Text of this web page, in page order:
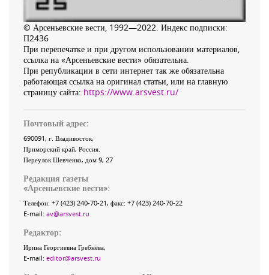
© Арсеньевские вести, 1992—2022. Индекс подписки:
П2436
При перепечатке и при другом использовании материалов,
ссылка на «Арсеньевские вести» обязательна.
При републикации в сети интернет так же обязательна
работающая ссылка на оригинал статьи, или на главную
страницу сайта: https://www.arsvest.ru/
Почтовый адрес:
690091, г. Владивосток,
Приморский край, Россия.
Переулок Шевченко, дом 9, 27
Редакция газеты
«Арсеньевские вести»:
Телефон: +7 (423) 240-70-21, факс: +7 (423) 240-70-22
E-mail: av@arsvest.ru
Редактор:
Ирина Георгиевна Гребнёва,
E-mail: editor@arsvest.ru